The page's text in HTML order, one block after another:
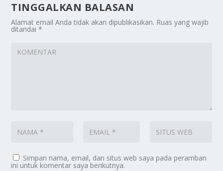
TINGGALKAN BALASAN
Alamat email Anda tidak akan dipublikasikan. Ruas yang wajib
ditandai*
Simpan nama, email, dan situs web saya pada peramban
ini untuk komentar saya berikutnya.